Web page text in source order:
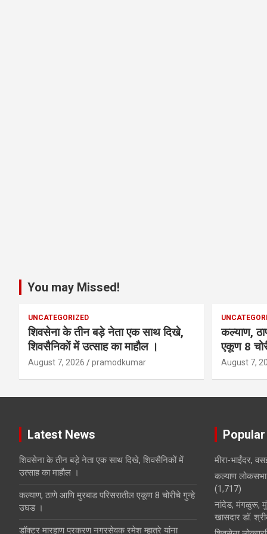
You may Missed!
UNCATEGORIZED
शिवसेना के तीन बड़े नेता एक साथ दिखे,
शिवसैनिकों में उत्साह का माहौल ।
August 7, 2026 pramodkumar
कल्याण,
एकूण 8
August 7,
Latest News
शिवसेना के तीन बड़े नेता एक साथ दिखे, शिवसैनिकों में
उत्साह का माहौल ।
कल्याण, ठाणे आणि मुरबाड परिसरातील एकूण 8 चोरीचे गुन्हे
उघड ।
डॉक्टर मारहाण प्रकरण नगरसेवक रमेश म्हात्रे यांना
मीरा-भाईंदर,
कल्याण लोकसभा
(1,717)
नांदेड, मंगळुरू,
खासदार डॉ.